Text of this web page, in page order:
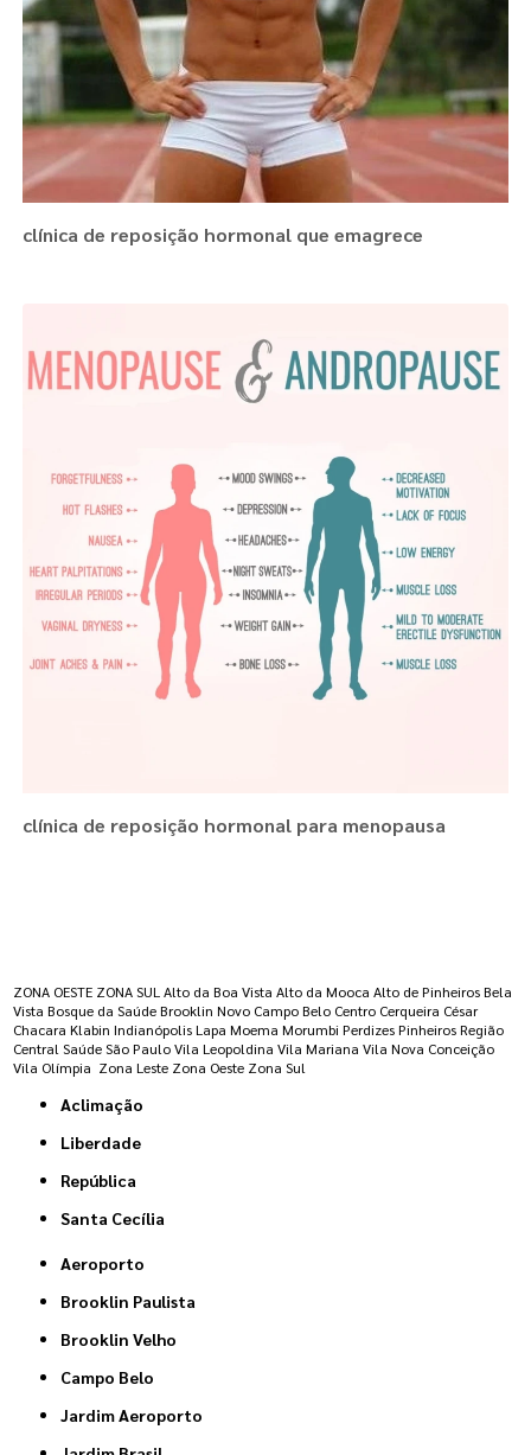
clínica de reposição hormonal que emagrece
clínica de reposição hormonal para menopausa
ZONA OESTE ZONA SUL Alto da Boa Vista Alto da Mooca Alto de Pinheiros Bela
Vista Bosque da Saúde Brooklin Novo Campo Belo Centro Cerqueira César
Chacara Klabin Indianópolis Lapa Moema Morumbi Perdizes Pinheiros Região
Central Saúde São Paulo Vila Leopoldina Vila Mariana Vila Nova Conceição
Vila Olímpia Zona Leste Zona Oeste Zona Sul
Aclimação
Liberdade
República
Santa Cecília
Aeroporto
Brooklin Paulista
Brooklin Velho
Campo Belo
Jardim Aeroporto